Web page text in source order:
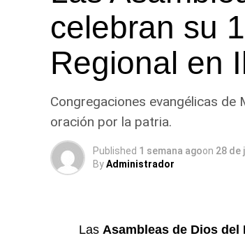
celebran su
Regional en
Congregaciones evangélicas de
oración por la patria.
Published 1 semana agoon 28 de
ByAdministrador
Las Asambleas de Dios del